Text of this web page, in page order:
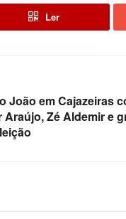
Ler
João em Cajazeiras
Zé Aldemir e